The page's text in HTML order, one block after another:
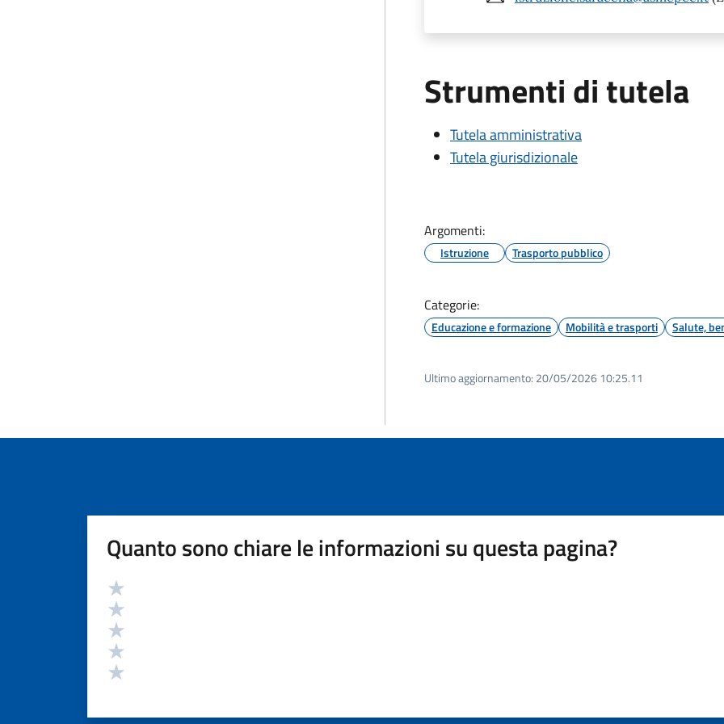
Strumenti di tutela
Tutela amministrativa
Tutela giurisdizionale
Argomenti:
Istruzione Trasporto pubblico
Categorie:
Educazione e formazione Mobilità e trasporti Salute,
Ultimo aggiornamento: 20/05/2026 10:25.11
Quanto sono chiare le informazioni su questa pagina?
Valutazione